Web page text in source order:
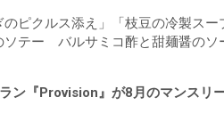
ピクルス添え」「枝豆の冷製スー
テー バルサミコ酢と甜麺醤のソ
ン『Provision』が8月のマンスリ